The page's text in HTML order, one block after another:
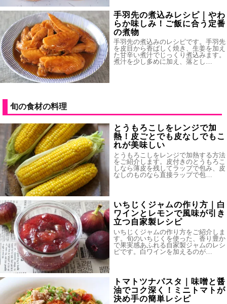
手羽先の煮込みレシピ｜やわ
らか味しみ！ご飯に合う定番
の煮物
手羽先の煮込みのレシピです。手羽先
を皮目から香ばしく焼き、生姜を加え
た甘辛い煮汁でじっくり煮込みます。
煮汁を少し多めに加え、落とし…
旬の食材の料理
とうもろこしをレンジで加
熱！皮ごとでも皮なしでもこ
れが美味しい
とうもろこしをレンジで加熱する方法
をご紹介します。皮付きのとうもろこ
しなら薄皮を残してラップで包み、皮
なしのものなら直接ラップで包…
いちじくジャムの作り方｜白
ワインとレモンで風味が引き
立つ自家製レシピ
いちじくジャムの作り方をご紹介しま
す。旬のいちじくを使った、香り豊か
で果実感あふれる自家製ジャムのレシ
ピです。白ワインを加えるのが…
トマトツナパスタ｜味噌と醤
油でコク深く！ミニトマトが
決め手の簡単レシピ